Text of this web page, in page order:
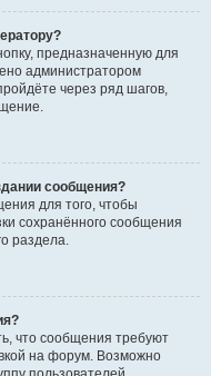
предназначенную для
администратором
через ряд шагов,
сообщения?
для того, чтобы
сохранённого сообщения
раздела.
что сообщения требуют
на форум. Возможно